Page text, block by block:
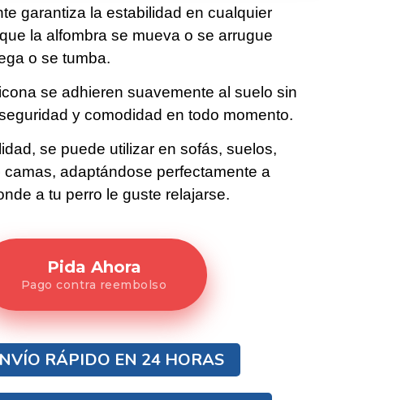
garantiza la estabilidad en cualquier
la alfombra se mueva o se arrugue
o se tumba.
se adhieren suavemente al suelo sin
y comodidad en todo momento.
se puede utilizar en sofás, suelos,
adaptándose perfectamente a
a tu perro le guste relajarse.
Pida Ahora
Pago contra reembolso
RÁPIDO EN 24 HORAS